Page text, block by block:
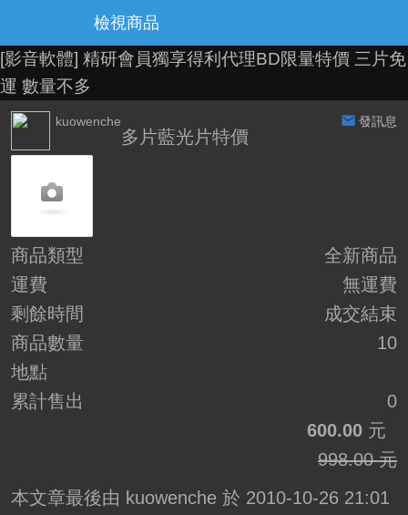
檢視商品
[影音軟體] 精研會員獨享得利代理BD限量特價 三片免
運 數量不多
發訊息
kuowenche
多片藍光片特價
商品類型
全新商品
運費
無運費
剩餘時間
成交結束
商品數量
10
地點
累計售出
0
600.00 元
998.00 元
本文章最後由 kuowenche 於 2010-10-26 21:01